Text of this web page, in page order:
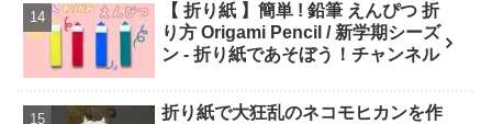
Soda Cat Origami キャラクター折
り紙
【 折り紙 】簡単 ! 鉛筆 えんぴつ 折
り方 Origami Pencil / 新学期シーズ
ン - 折り紙であそぼう！チャンネル
折り紙で大狂乱のネコモヒカンを作